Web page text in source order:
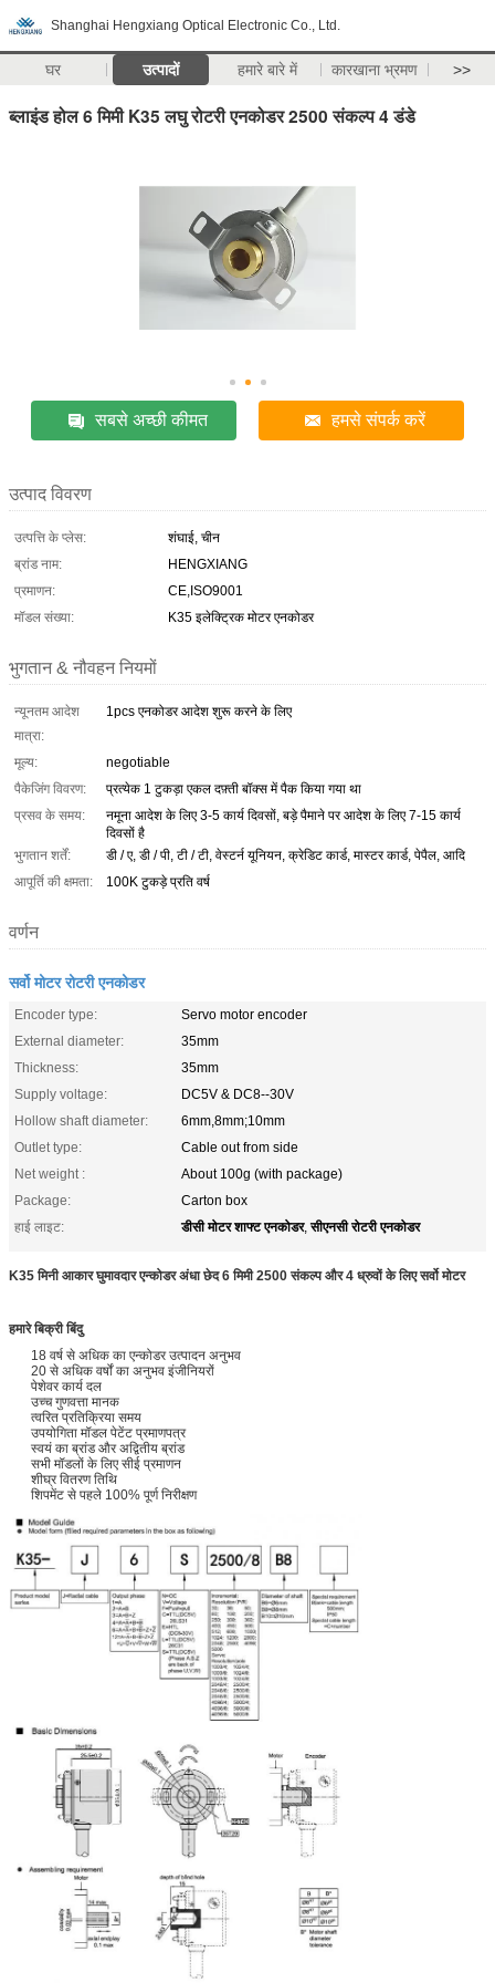
Shanghai Hengxiang Optical Electronic Co., Ltd.
घर उत्पादों हमारे बारे में कारखाना भ्रमण >>
ब्लाइंड होल 6 मिमी K35 लघु रोटरी एनकोडर 2500 संकल्प 4 डंडे
सबसे अच्छी कीमत हमसे संपर्क करें
उत्पाद विवरण
उत्पत्ति के प्लेस:
शंघाई, चीन
ब्रांड नाम:
HENGXIANG
प्रमाणन:
CE,ISO9001
मॉडल संख्या:
K35 इलेक्ट्रिक मोटर एनकोडर
भुगतान & नौवहन नियमों
न्यूनतम आदेश
मात्रा:
1pcs एनकोडर आदेश शुरू करने के लिए
मूल्य:
negotiable
पैकेजिंग विवरण:
प्रत्येक 1 टुकड़ा एकल दफ़्ती बॉक्स में पैक किया गया था
प्रसव के समय:
नमूना आदेश के लिए 3-5 कार्य दिवसों, बड़े पैमाने पर आदेश के लिए 7-15 कार्य
दिवसों है
भुगतान शर्तें:
डी / ए, डी / पी, टी / टी, वेस्टर्न यूनियन, क्रेडिट कार्ड, मास्टर कार्ड, पेपैल, आदि
आपूर्ति की क्षमता:
100K टुकड़े प्रति वर्ष
वर्णन
सर्वो मोटर रोटरी एनकोडर
Encoder type:
Servo motor encoder
External diameter:
35mm
Thickness:
35mm
Supply voltage:
DC5V & DC8--30V
Hollow shaft diameter:
6mm,8mm;10mm
Outlet type:
Cable out from side
Net weight :
About 100g (with package)
Package:
Carton box
हाई लाइट:
डीसी मोटर शाफ्ट एनकोडर,सीएनसी रोटरी एनकोडर
K35 मिनी आकार घुमावदार एन्कोडर अंधा छेद 6 मिमी 2500 संकल्प और 4 ध्रुवों के लिए सर्वो मोटर
हमारे बिक्री बिंदु
18 वर्ष से अधिक का एन्कोडर उत्पादन अनुभव
20 से अधिक वर्षों का अनुभव इंजीनियरों
पेशेवर कार्य दल
उच्च गुणवत्ता मानक
त्वरित प्रतिक्रिया समय
उपयोगिता मॉडल पेटेंट प्रमाणपत्र
स्वयं का ब्रांड और अद्वितीय ब्रांड
सभी मॉडलों के लिए सीई प्रमाणन
शीघ्र वितरण तिथि
शिपमेंट से पहले 100% पूर्ण निरीक्षण